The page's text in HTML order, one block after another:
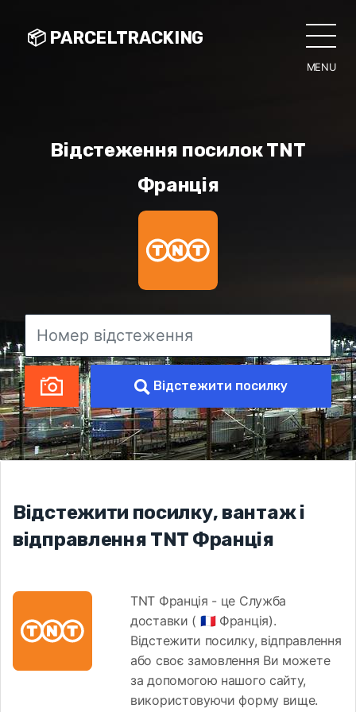
MENU
📦 PARCELTRACKING
Відстеження посилок TNT
Франція
Відстежити посилку
Відстежити посилку, вантаж і
відправлення TNT Франція
TNT Франція - це Служба
доставки ( 🇫🇷 Франція).
Відстежити посилку, відправлення
або своє замовлення Ви можете
за допомогою нашого сайту,
використовуючи форму вище.